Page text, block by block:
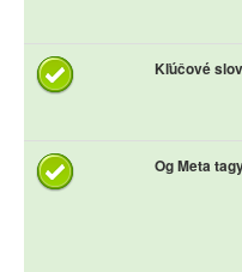
Kľúčové
Og Meta